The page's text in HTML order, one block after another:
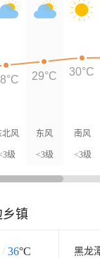
北风
级
东风
<3级
南风
<3级
29°C 30°C
乡镇
/ 36°C 黑龙